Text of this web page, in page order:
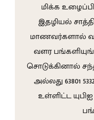
மிக்க
இதழியல்
மாணவர்களால்
வளர
சொடுக்கினால்
அல்லது 63801
உள்ளிட்ட